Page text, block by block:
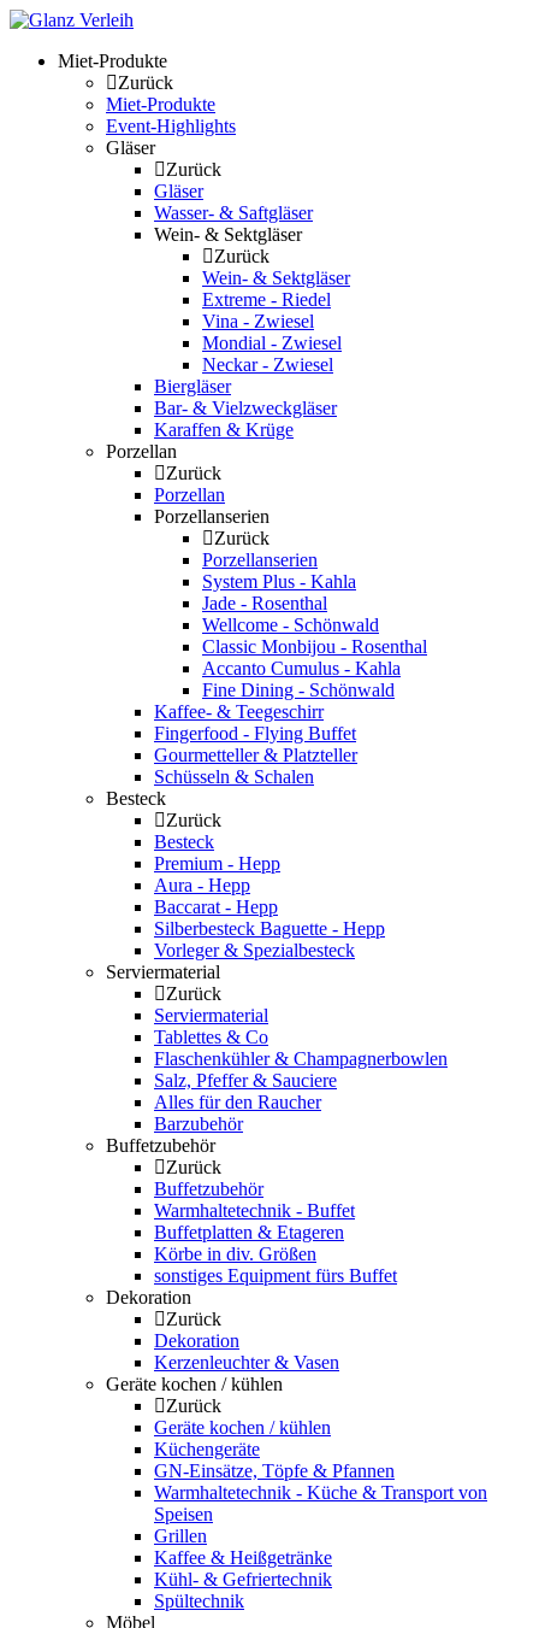
Skip
contentMiet-Produkte
Zurück
Miet-Produkte
Event-Highlights
Gläser
Zurück
Gläser
Wasser- & Saftgläser
Wein- & Sektgläser
Zurück
Wein- & Sektgläser
Extreme - Riedel
Vina - Zwiesel
Mondial - Zwiesel
Neckar - Zwiesel
Biergläser
Bar- & Vielzweckgläser
Karaffen & Krüge
Porzellan
Zurück
Porzellan
Porzellanserien
Zurück
Porzellanserien
System Plus - Kahla
Jade - Rosenthal
Wellcome - Schönwald
Classic Monbijou - Rosenthal
Accanto Cumulus - Kahla
Fine Dining - Schönwald
Kaffee- & Teegeschirr
Fingerfood - Flying Buffet
Gourmetteller & Platzteller
Schüsseln & Schalen
Besteck
Zurück
Besteck
Premium - Hepp
Aura - Hepp
Baccarat - Hepp
Silberbesteck Baguette - Hepp
Vorleger & Spezialbesteck
Serviermaterial
Zurück
Serviermaterial
Tablettes & Co
Flaschenkühler & Champagnerbowlen
Salz, Pfeffer & Sauciere
Alles für den Raucher
Barzubehör
Buffetzubehör
Zurück
Buffetzubehör
Warmhaltetechnik - Buffet
Buffetplatten & Etageren
Körbe in div. Größen
sonstiges Equipment fürs Buffet
Dekoration
Zurück
Dekoration
Kerzenleuchter & Vasen
Geräte kochen / kühlen
Zurück
Geräte kochen / kühlen
Küchengeräte
GN-Einsätze, Töpfe & Pfannen
Warmhaltetechnik - Küche & Transport von
Speisen
Grillen
Kaffee & Heißgetränke
Kühl- & Gefriertechnik
Spültechnik
Möbel